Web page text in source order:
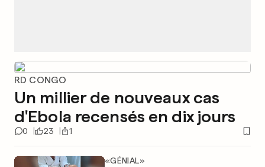
RD CONGO
Un millier de nouveaux cas
d'Ebola recensés en dix jours
0 23 1
«GÉNIAL»